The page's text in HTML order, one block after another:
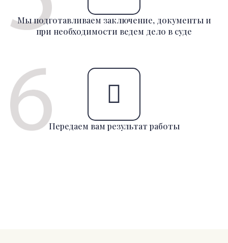
Мы подготавливаем заключение, документы и
при необходимости ведем дело в суде
Передаем вам результат работы